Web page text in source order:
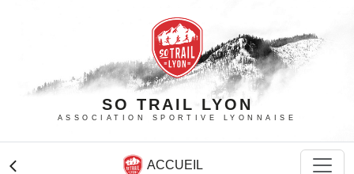
SO TRAIL LYON
ASSOCIATION SPORTIVE LYONNAISE
arrow_back_ios ACCUEIL